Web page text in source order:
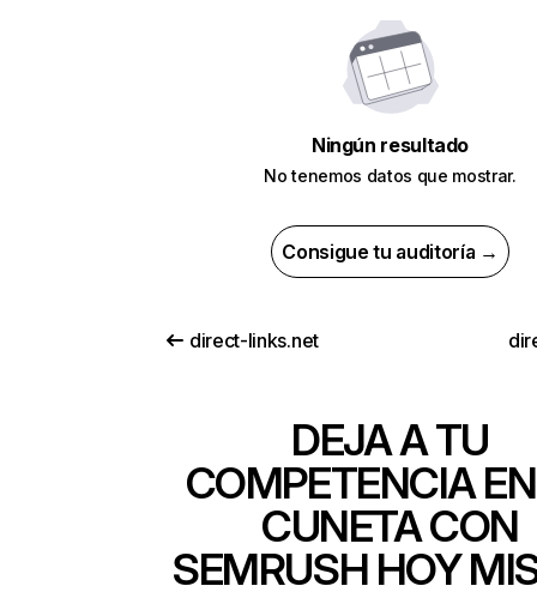
Ningún resultado
No tenemos datos que mostrar.
Consigue tu auditoría →
direct-links.net
DEJA A TU
COMPETENCIA
CUNETA CON
SEMRUSH HOY